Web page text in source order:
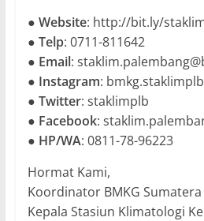
● Website: http://bit.ly/
● Telp: 0711-811642
● Email:
● Instagram: bmkg.staklimplb
● Twitter: staklimplb
● Facebook:
● HP/WA: 0811-78-96223
Hormat Kami,
Koordinator BMKG
Kepala Stasiun Klimatologi